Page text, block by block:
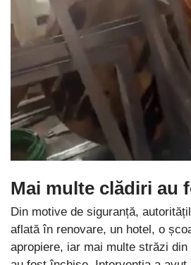
Mai multe clădiri au
Din motive de siguranță,
aflată în renovare, un hotel, o
apropiere, iar mai multe străzi din